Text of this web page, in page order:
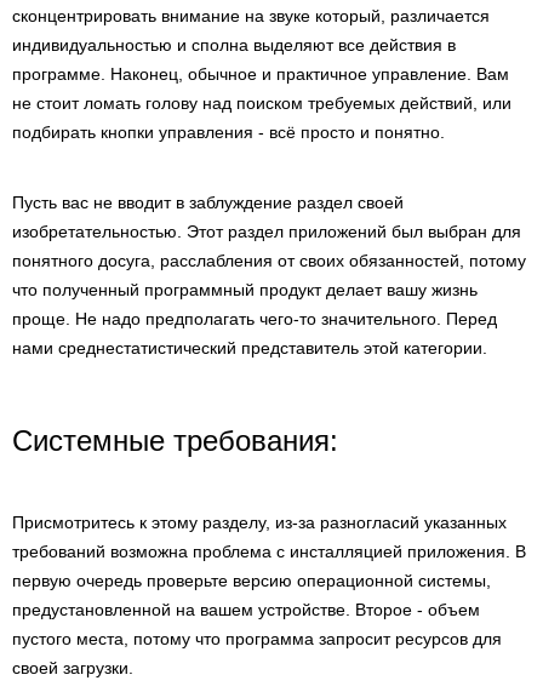
сконцентрировать внимание на звуке который, различается
индивидуальностью и сполна выделяют все действия в
программе. Наконец, обычное и практичное управление. Вам
не стоит ломать голову над поиском требуемых действий, или
подбирать кнопки управления - всё просто и понятно.
Пусть вас не вводит в заблуждение раздел своей
изобретательностью. Этот раздел приложений был выбран для
понятного досуга, расслабления от своих обязанностей, потому
что полученный программный продукт делает вашу жизнь
проще. Не надо предполагать чего-то значительного. Перед
нами среднестатистический представитель этой категории.
Системные требования:
Присмотритесь к этому разделу, из-за разногласий указанных
требований возможна проблема с инсталляцией приложения. В
первую очередь проверьте версию операционной системы,
предустановленной на вашем устройстве. Второе - объем
пустого места, потому что программа запросит ресурсов для
своей загрузки.